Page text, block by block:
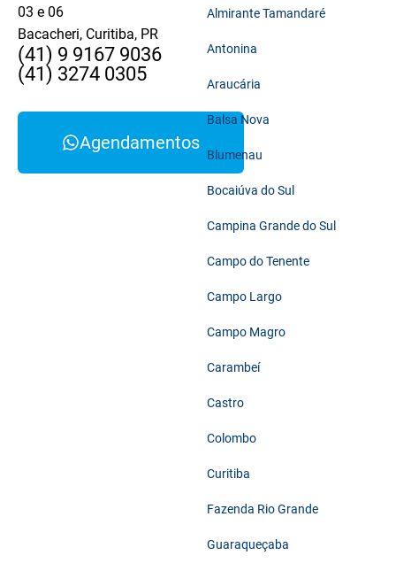
03 e 06
Bacacheri, Curitiba, PR
(41) 9 9167 9036
(41) 3274 0305
Agendamentos
Almirante Tamandaré
Antonina
Araucária
Balsa Nova
Blumenau
Bocaiúva do Sul
Campina Grande do Sul
Campo do Tenente
Campo Largo
Campo Magro
Carambeí
Castro
Colombo
Curitiba
Fazenda Rio Grande
Guaraqueçaba